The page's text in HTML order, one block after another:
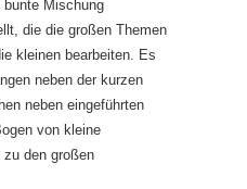
Mischung
die die großen Themen
kleinen bearbeiten. Es
neben der kurzen
neben eingeführten
von kleine
zu den großen